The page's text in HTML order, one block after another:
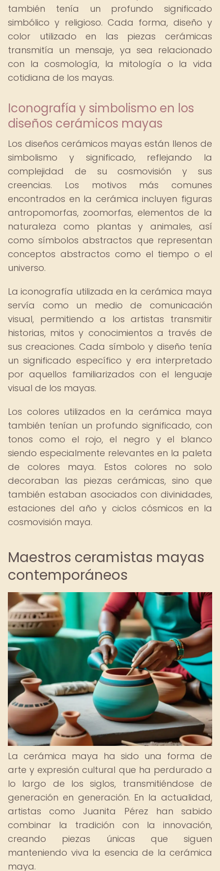
también tenía un profundo significado
simbólico y religioso. Cada forma, diseño y
color utilizado en las piezas cerámicas
transmitía un mensaje, ya sea relacionado
con la cosmología, la mitología o la vida
cotidiana de los mayas.
Iconografía y simbolismo en los
diseños cerámicos mayas
Los diseños cerámicos mayas están llenos de
simbolismo y significado, reflejando la
complejidad de su cosmovisión y sus
creencias. Los motivos más comunes
encontrados en la cerámica incluyen figuras
antropomorfas, zoomorfas, elementos de la
naturaleza como plantas y animales, así
como símbolos abstractos que representan
conceptos abstractos como el tiempo o el
universo.
La iconografía utilizada en la cerámica maya
servía como un medio de comunicación
visual, permitiendo a los artistas transmitir
historias, mitos y conocimientos a través de
sus creaciones. Cada símbolo y diseño tenía
un significado específico y era interpretado
por aquellos familiarizados con el lenguaje
visual de los mayas.
Los colores utilizados en la cerámica maya
también tenían un profundo significado, con
tonos como el rojo, el negro y el blanco
siendo especialmente relevantes en la paleta
de colores maya. Estos colores no solo
decoraban las piezas cerámicas, sino que
también estaban asociados con divinidades,
estaciones del año y ciclos cósmicos en la
cosmovisión maya.
Maestros ceramistas mayas
contemporáneos
La cerámica maya ha sido una forma de
arte y expresión cultural que ha perdurado a
lo largo de los siglos, transmitiéndose de
generación en generación. En la actualidad,
artistas como Juanita Pérez han sabido
combinar la tradición con la innovación,
creando piezas únicas que siguen
manteniendo viva la esencia de la cerámica
maya.